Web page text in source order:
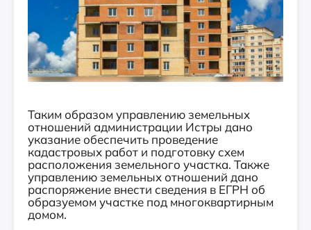
Таким образом управлению земельных
отношений администрации Истры дано
указание обеспечить проведение
кадастровых работ и подготовку схем
расположения земельного участка. Также
управлению земельных отношений дано
распоряжение внести сведения в ЕГРН об
образуемом участке под многоквартирным
домом.